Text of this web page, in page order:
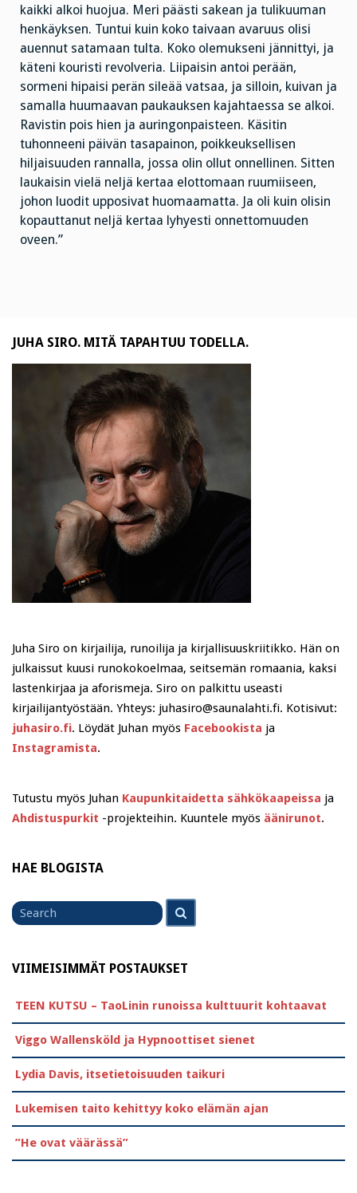
kaikki alkoi huojua. Meri päästi sakean ja tulikuuman
henkäyksen. Tuntui kuin koko taivaan avaruus olisi
auennut satamaan tulta. Koko olemukseni jännittyi, ja
käteni kouristi revolveria. Liipaisin antoi perään,
sormeni hipaisi perän sileää vatsaa, ja silloin, kuivan ja
samalla huumaavan paukauksen kajahtaessa se alkoi.
Ravistin pois hien ja auringonpaisteen. Käsitin
tuhonneeni päivän tasapainon, poikkeuksellisen
hiljaisuuden rannalla, jossa olin ollut onnellinen. Sitten
laukaisin vielä neljä kertaa elottomaan ruumiiseen,
johon luodit upposivat huomaamatta. Ja oli kuin olisin
kopauttanut neljä kertaa lyhyesti onnettomuuden
oveen.”
JUHA SIRO. MITÄ TAPAHTUU TODELLA.
Juha Siro on kirjailija, runoilija ja kirjallisuuskriitikko. Hän on
julkaissut kuusi runokokoelmaa, seitsemän romaania, kaksi
lastenkirjaa ja aforismeja. Siro on palkittu useasti
kirjailijantyöstään. Yhteys: juhasiro@saunalahti.fi. Kotisivut:
juhasiro.fi. Löydät Juhan myös Facebookista ja
Instagramista.
Tutustu myös Juhan Kaupunkitaidetta sähkökaapeissa ja
Ahdistuspurkit -projekteihin. Kuuntele myös äänirunot.
HAE BLOGISTA
Search
for
VIIMEISIMMÄT POSTAUKSET
TEEN KUTSU – TaoLinin runoissa kulttuurit kohtaavat
Viggo Wallensköld ja Hypnoottiset sienet
Lydia Davis, itsetietoisuuden taikuri
Lukemisen taito kehittyy koko elämän ajan
”He ovat väärässä”